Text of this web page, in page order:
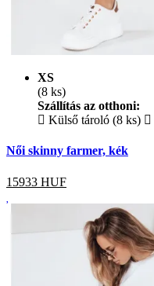
XS
(8 ks)
Szállítás az otthoni:
Külső tároló (8 ks)
Női skinny farmer, kék
15933 HUF